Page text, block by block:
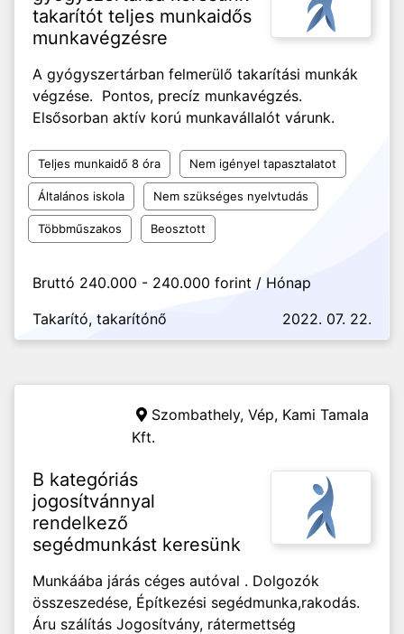
takarítót teljes munkaidős
munkavégzésre
A gyógyszertárban felmerülő takarítási munkák
végzése. Pontos, precíz munkavégzés.
Elsősorban aktív korú munkavállalót várunk.
Teljes munkaidő 8 óra Nem igényel tapasztalatot
Általános iskola Nem szükséges nyelvtudás
Többműszakos Beosztott
Bruttó 240.000 - 240.000 forint / Hónap
Takarító, takarítónő
2022. 07. 22.
Szombathely, Vép, Kami Tamala
Kft.
B kategóriás
jogosítvánnyal
rendelkező
segédmunkást keresünk
Munkáába járás céges autóval . Dolgozók
összeszedése, Építkezési segédmunka,rakodás.
Áru szálítás Jogosítvány, rátermettség